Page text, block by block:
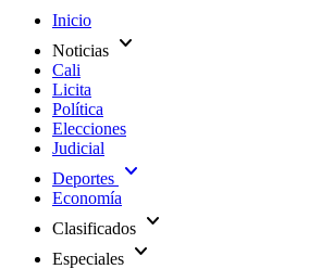
Inicio
Noticias expand_more
Cali
Licita
Política
Elecciones
Judicial
Deportes expand_more
Economía
Clasificados expand_more
Especiales expand_more